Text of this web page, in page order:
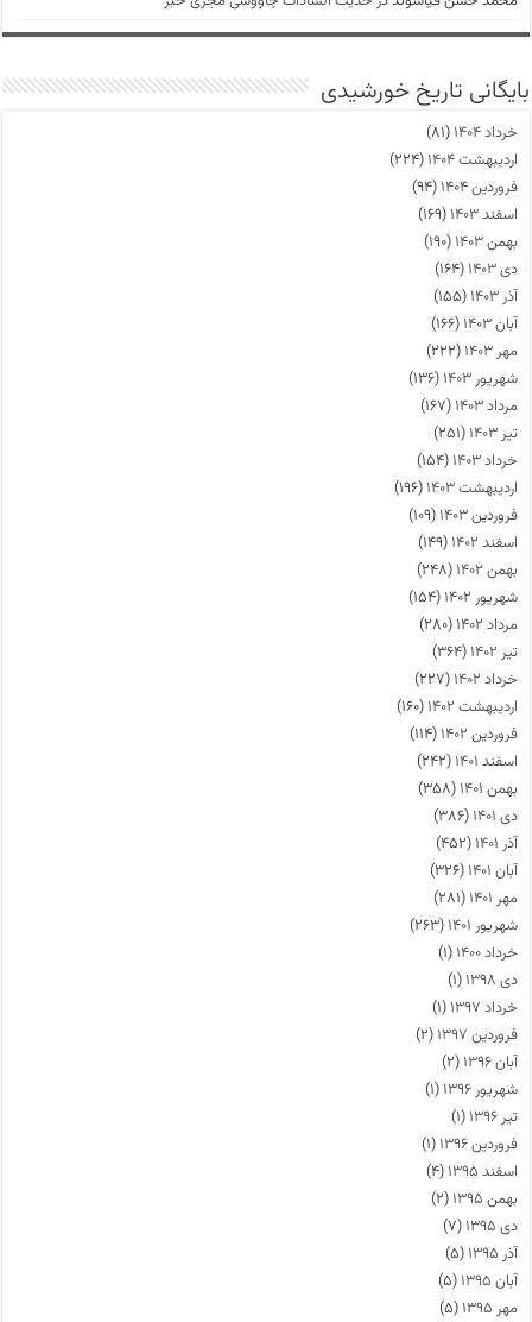
بایگانی تاریخ خورشیدی
خرداد ۱۴۰۴
(۸۱)
اردیبهشت ۱۴۰۴
(۲۲۴)
فروردین ۱۴۰۴
(۹۴)
اسفند ۱۴۰۳
(۱۶۹)
بهمن ۱۴۰۳
(۱۹۰)
دی ۱۴۰۳
(۱۶۴)
آذر ۱۴۰۳
(۱۵۵)
آبان ۱۴۰۳
(۱۶۶)
مهر ۱۴۰۳
(۲۲۲)
شهریور ۱۴۰۳
(۱۳۶)
مرداد ۱۴۰۳
(۱۶۷)
تیر ۱۴۰۳
(۲۵۱)
خرداد ۱۴۰۳
(۱۵۴)
اردیبهشت ۱۴۰۳
(۱۹۶)
فروردین ۱۴۰۳
(۱۰۹)
اسفند ۱۴۰۲
(۱۴۹)
بهمن ۱۴۰۲
(۲۴۸)
شهریور ۱۴۰۲
(۱۵۴)
مرداد ۱۴۰۲
(۲۸۰)
تیر ۱۴۰۲
(۳۶۴)
خرداد ۱۴۰۲
(۲۲۷)
اردیبهشت ۱۴۰۲
(۱۶۰)
فروردین ۱۴۰۲
(۱۱۴)
اسفند ۱۴۰۱
(۲۴۲)
بهمن ۱۴۰۱
(۳۵۸)
دی ۱۴۰۱
(۳۸۶)
آذر ۱۴۰۱
(۴۵۲)
آبان ۱۴۰۱
(۳۲۶)
مهر ۱۴۰۱
(۲۸۱)
شهریور ۱۴۰۱
(۲۶۳)
خرداد ۱۴۰۰
(۱)
دی ۱۳۹۸
(۱)
خرداد ۱۳۹۷
(۱)
فروردین ۱۳۹۷
(۲)
آبان ۱۳۹۶
(۲)
شهریور ۱۳۹۶
(۱)
تیر ۱۳۹۶
(۱)
فروردین ۱۳۹۶
(۱)
اسفند ۱۳۹۵
(۴)
بهمن ۱۳۹۵
(۲)
دی ۱۳۹۵
(۷)
آذر ۱۳۹۵
(۵)
آبان ۱۳۹۵
(۵)
مهر ۱۳۹۵
(۵)